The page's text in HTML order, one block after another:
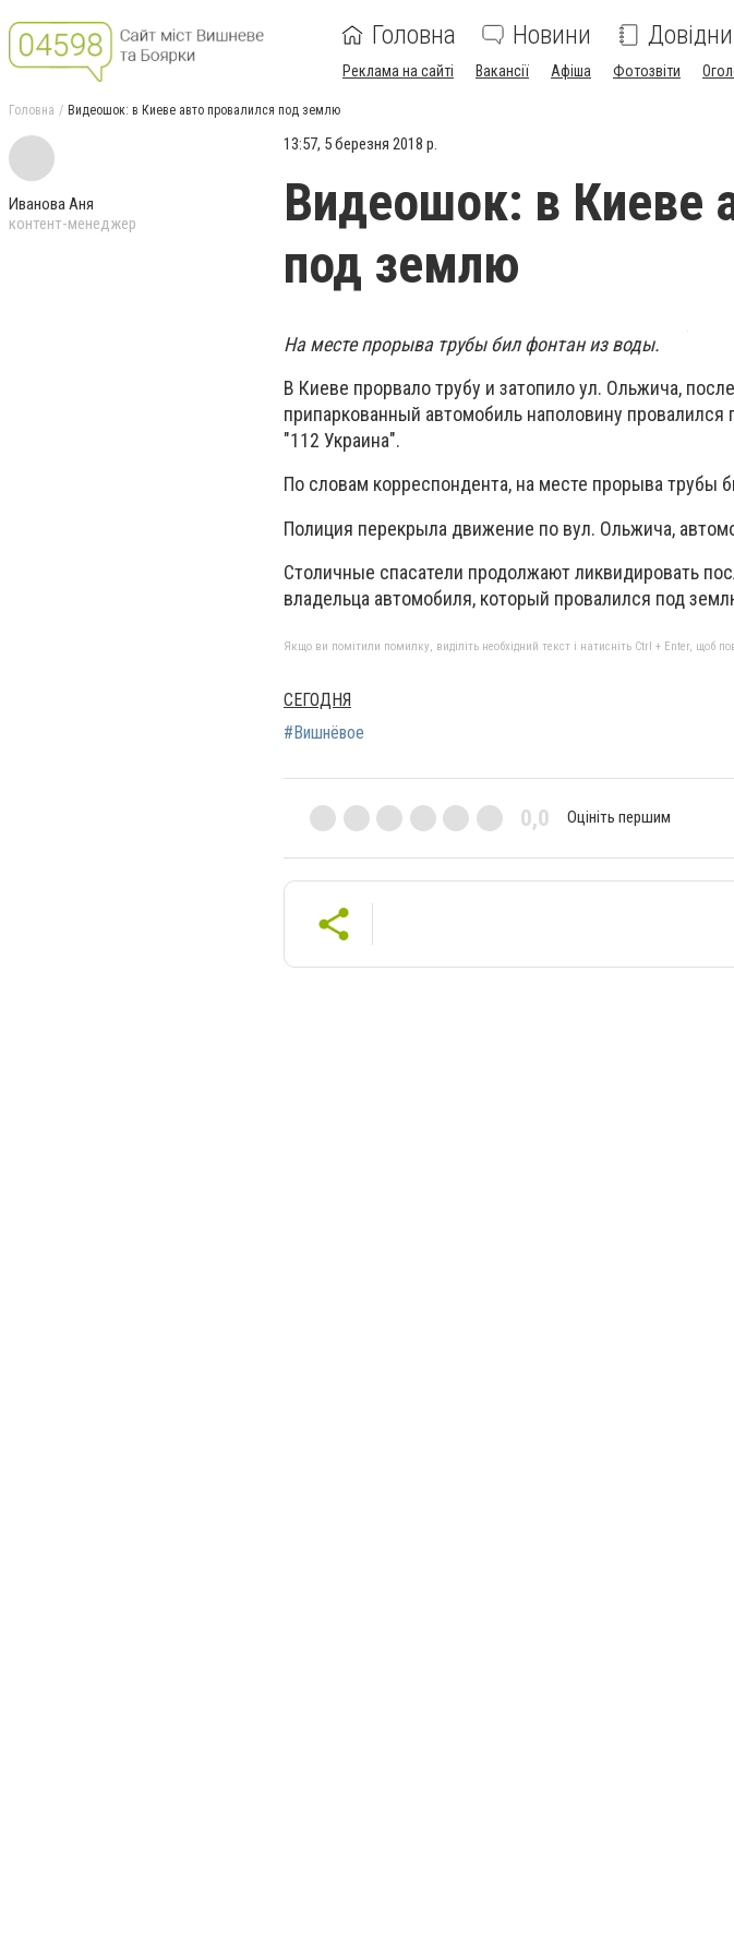
Головна Новини
Реклама на сайті Вакансії Афіша Фотозвіти
Головна Видеошок: в Киеве авто провалился под землю
Иванова Аня
контент-менеджер
13:57, 5 березня 2018 р.
Видеошок: в Киеве
под землю
На месте прорыва трубы бил фонтан из воды.
В Киеве прорвало трубу и затопило ул. Ольжича,
припаркованный автомобиль наполовину
"112 Украина".
По словам корреспондента, на месте прорыва трубы
Полиция перекрыла движение по вул. Ольжича,
Столичные спасатели продолжают ликвидировать
владельца автомобиля, который провалился под
Якщо ви помітили помилку, виділіть необхідний текст і натисніть Ctrl + Enter, щоб
СЕГОДНЯ
#Вишнёвое
0,0 Оцініть першим